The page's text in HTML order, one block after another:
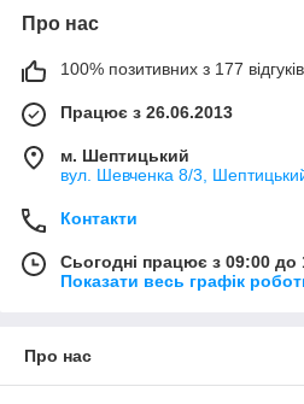
Про нас
100% позитивних з 177
Працює з 26.06.2013
м. Шептицький
вул. Шевченка 8/3,
Контакти
Сьогодні працює з 09:00 до
Показати весь графік
Про нас